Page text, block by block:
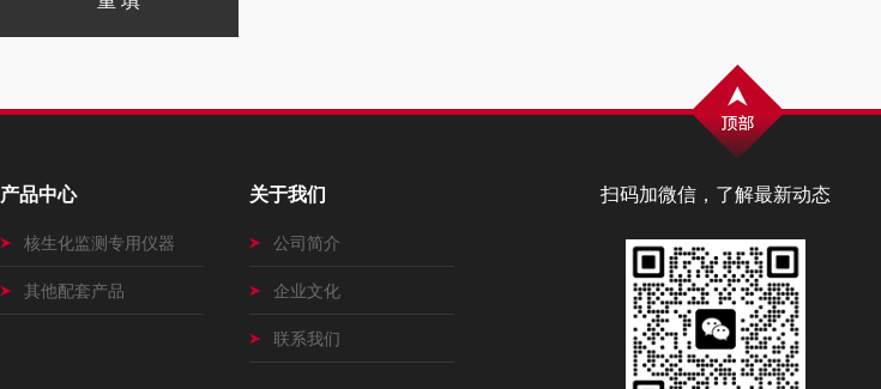
扫码加微信，了解最新动态
产品中心
核生化监测专用仪器
其他配套产品
关于我们
公司简介
企业文化
联系我们